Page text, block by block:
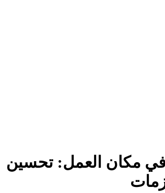
في مكان العمل: تحسين